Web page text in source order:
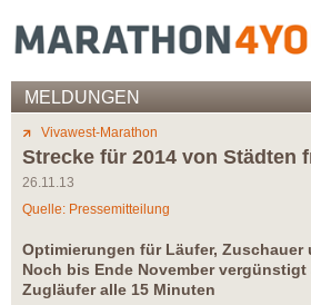
MELDUNGEN
Vivawest-Marathon
Strecke für 2014 von Städten
26.11.13
Quelle: Pressemitteilung
Optimierungen für Läufer, Zuschauer
Noch bis Ende November vergünstigt
Zugläufer alle 15 Minuten